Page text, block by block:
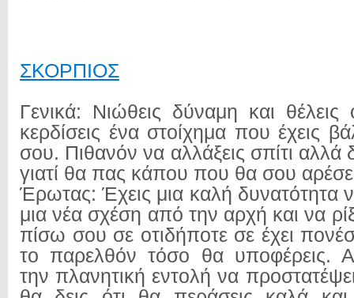
ΣΚΟΡΠΙΟΣ
Γενικά: Νιώθεις δύναμη και
κερδίσεις ένα στοίχημα που έχεις
σου. Πιθανόν να αλλάξεις σπίτι αλλά
γιατί θα πας κάπου που θα σου
Έρωτας: Έχεις μια καλή δυνατότητα
μια νέα σχέση από την αρχή και να
πίσω σου σε οτιδήποτε σε έχει
το παρελθόν τόσο θα υποφέρεις.
την πλανητική εντολή να